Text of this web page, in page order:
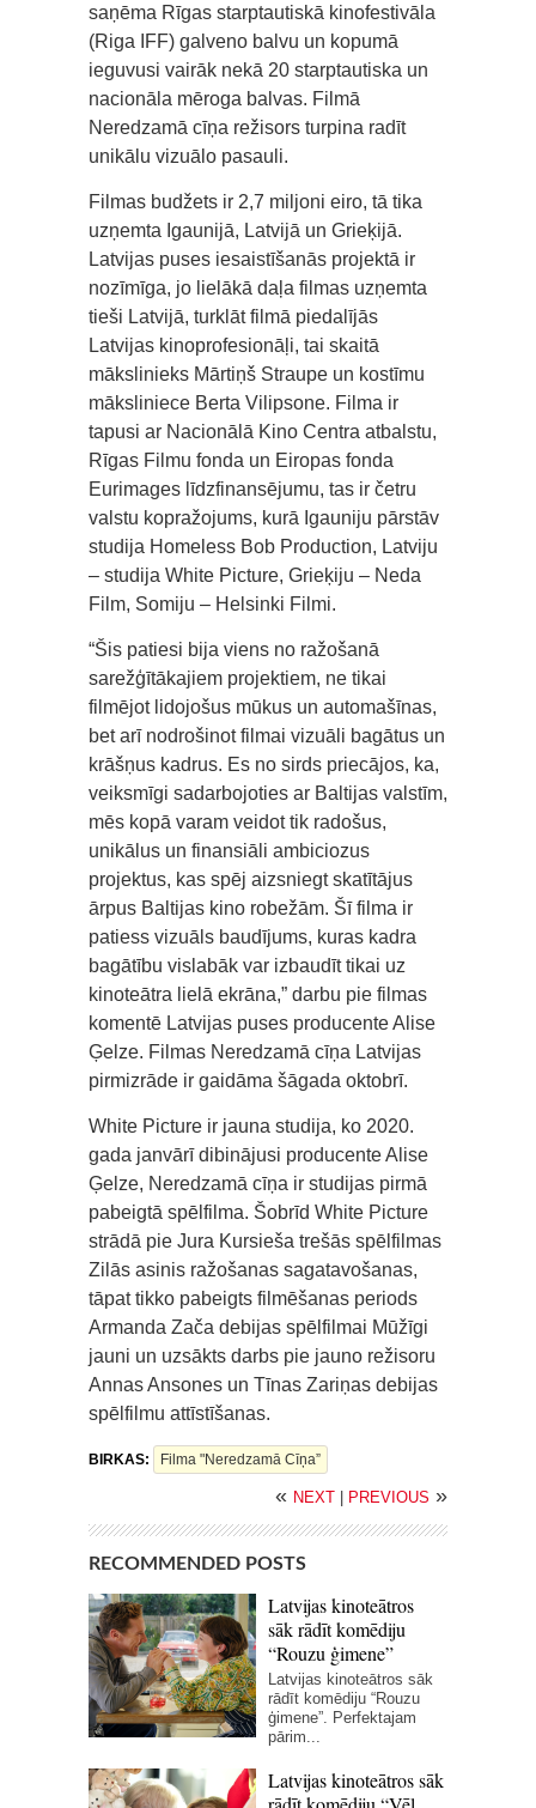
saņēma Rīgas starptautiskā kinofestivāla
(Riga IFF) galveno balvu un kopumā
ieguvusi vairāk nekā 20 starptautiska un
nacionāla mēroga balvas. Filmā
Neredzamā cīņa režisors turpina radīt
unikālu vizuālo pasauli.
Filmas budžets ir 2,7 miljoni eiro, tā tika
uzņemta Igaunijā, Latvijā un Grieķijā.
Latvijas puses iesaistīšanās projektā ir
nozīmīga, jo lielākā daļa filmas uzņemta
tieši Latvijā, turklāt filmā piedalījās
Latvijas kinoprofesionāļi, tai skaitā
mākslinieks Mārtiņš Straupe un kostīmu
māksliniece Berta Vilipsone. Filma ir
tapusi ar Nacionālā Kino Centra atbalstu,
Rīgas Filmu fonda un Eiropas fonda
Eurimages līdzfinansējumu, tas ir četru
valstu kopražojums, kurā Igauniju pārstāv
studija Homeless Bob Production, Latviju
– studija White Picture, Grieķiju – Neda
Film, Somiju – Helsinki Filmi.
“Šis patiesi bija viens no ražošanā
sarežģītākajiem projektiem, ne tikai
filmējot lidojošus mūkus un automašīnas,
bet arī nodrošinot filmai vizuāli bagātus un
krāšņus kadrus. Es no sirds priecājos, ka,
veiksmīgi sadarbojoties ar Baltijas valstīm,
mēs kopā varam veidot tik radošus,
unikālus un finansiāli ambiciozus
projektus, kas spēj aizsniegt skatītājus
ārpus Baltijas kino robežām. Šī filma ir
patiess vizuāls baudījums, kuras kadra
bagātību vislabāk var izbaudīt tikai uz
kinoteātra lielā ekrāna,” darbu pie filmas
komentē Latvijas puses producente Alise
Ģelze. Filmas Neredzamā cīņa Latvijas
pirmizrāde ir gaidāma šāgada oktobrī.
White Picture ir jauna studija, ko 2020.
gada janvārī dibinājusi producente Alise
Ģelze, Neredzamā cīņa ir studijas pirmā
pabeigtā spēlfilma. Šobrīd White Picture
strādā pie Jura Kursieša trešās spēlfilmas
Zilās asinis ražošanas sagatavošanas,
tāpat tikko pabeigts filmēšanas periods
Armanda Zača debijas spēlfilmai Mūžīgi
jauni un uzsākts darbs pie jauno režisoru
Annas Ansones un Tīnas Zariņas debijas
spēlfilmu attīstīšanas.
BIRKAS: Filma "Neredzamā Cīņa”
« NEXT PREVIOUS »
RECOMMENDED POSTS
Latvijas kinoteātros
sāk rādīt komēdiju
“Rouzu ģimene”
Latvijas kinoteātros sāk
rādīt komēdiju “Rouzu
ģimene”. Perfektajam
pārim...
Latvijas kinoteātros sāk